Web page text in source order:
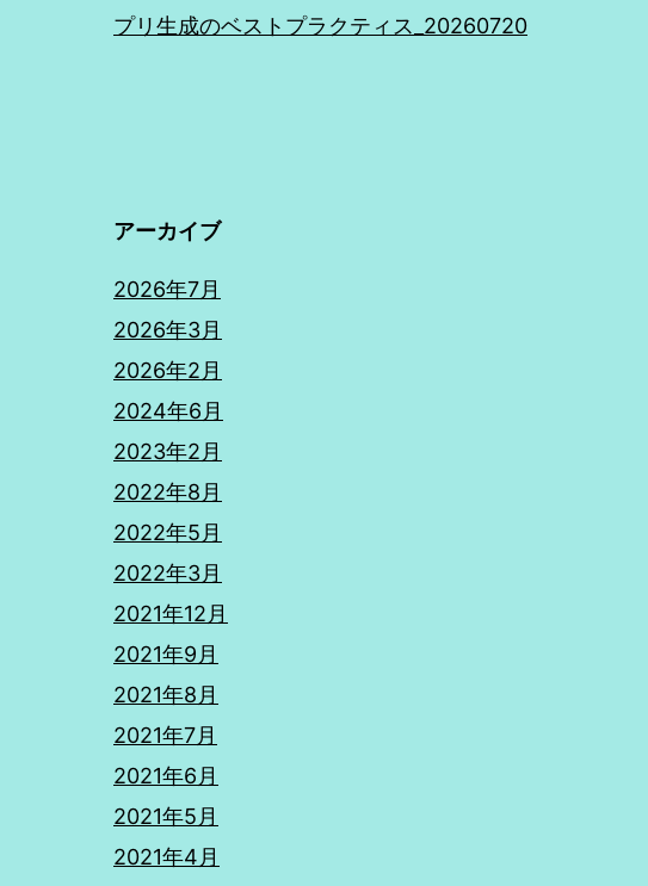
プリ生成のベストプラクティス_20260720
アーカイブ
2026年7月
2026年3月
2026年2月
2024年6月
2023年2月
2022年8月
2022年5月
2022年3月
2021年12月
2021年9月
2021年8月
2021年7月
2021年6月
2021年5月
2021年4月